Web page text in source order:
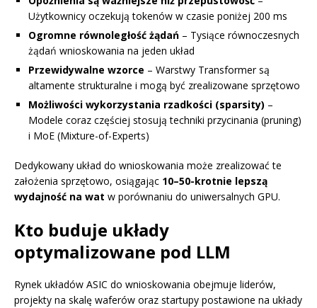
Użytkownicy oczekują tokenów w czasie poniżej 200 ms
Ogromne równoległość żądań – Tysiące równoczesnych
żądań wnioskowania na jeden układ
Przewidywalne wzorce – Warstwy Transformer są
altamente strukturalne i mogą być zrealizowane sprzętowo
Możliwości wykorzystania rzadkości (sparsity) –
Modele coraz częściej stosują techniki przycinania (pruning)
i MoE (Mixture-of-Experts)
Dedykowany układ do wnioskowania może zrealizować te
założenia sprzętowo, osiągając 10–50-krotnie lepszą
wydajność na wat w porównaniu do uniwersalnych GPU.
Kto buduje układy
optymalizowane pod LLM
Rynek układów ASIC do wnioskowania obejmuje liderów,
projekty na skalę waferów oraz startupy postawione na układy